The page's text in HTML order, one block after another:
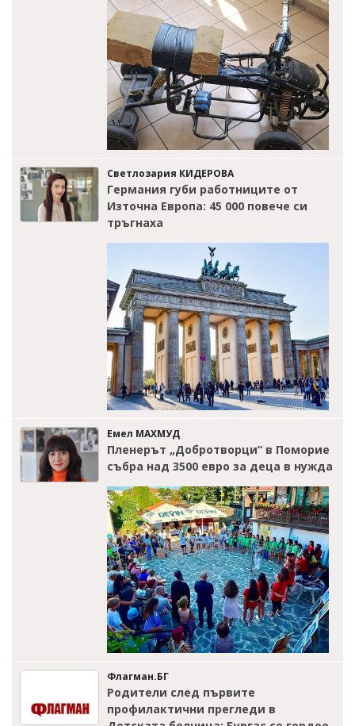
Светлозария КИДЕРОВА
Германия губи работниците от
Източна Европа: 45 000 повече си
тръгнаха
Емел МАХМУД
Пленерът „Добротворци“ в Поморие
събра над 3500 евро за деца в нужда
Флагман.БГ
Родители след първите
профилактични прегледи в